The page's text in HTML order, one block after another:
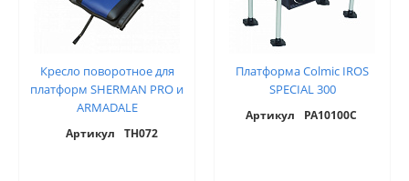
Кресло поворотное для
платформ SHERMAN PRO и
ARMADALE
Артикул TH072
Платформа Colmic IROS
SPECIAL 300
Артикул PA10100C